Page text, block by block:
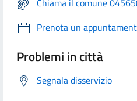
Prenota un
Problemi in città
Segnala disservizio